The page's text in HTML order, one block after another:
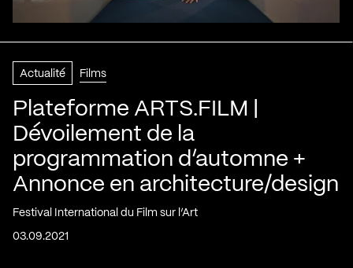
Actualité Films
Plateforme ARTS.FILM |
Dévoilement de la
programmation d’automne +
Annonce en architecture/design
Festival International du Film sur l’Art
03.09.2021